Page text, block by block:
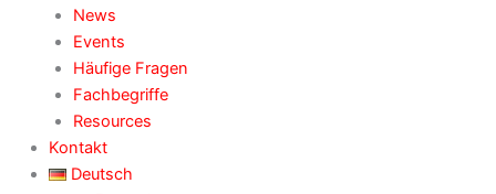
News
Events
Häufige Fragen
Fachbegriffe
Resources
Kontakt
Deutsch